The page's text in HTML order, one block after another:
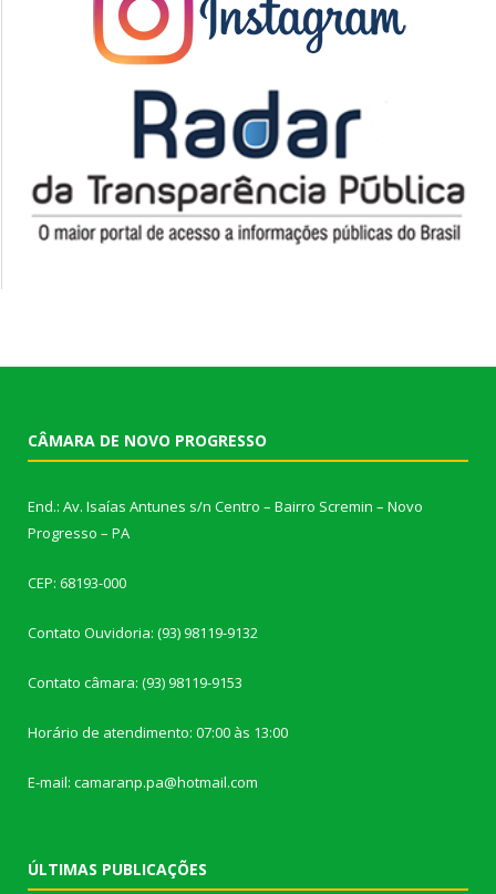
CÂMARA DE NOVO PROGRESSO
End.: Av. Isaías Antunes s/n Centro – Bairro Scremin – Novo
Progresso – PA
CEP: 68193-000
Contato Ouvidoria: (93) 98119-9132
Contato câmara: (93) 98119-9153
Horário de atendimento: 07:00 às 13:00
E-mail: camaranp.pa@hotmail.com
ÚLTIMAS PUBLICAÇÕES